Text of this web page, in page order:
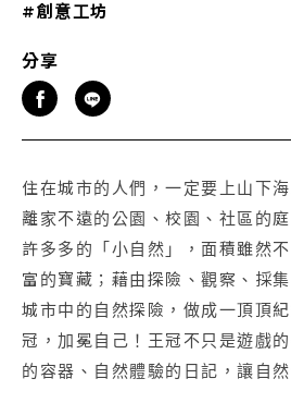
#創意工坊
分享
住在城市的人們，一定要上山下
離家不遠的公園、校園、社區的
許多多的「小自然」，面積雖然
富的寶藏；藉由探險、觀察、採
城市中的自然探險，做成一頂頂
冠，加冕自己！王冠不只是遊戲
的容器、自然體驗的日記，讓自